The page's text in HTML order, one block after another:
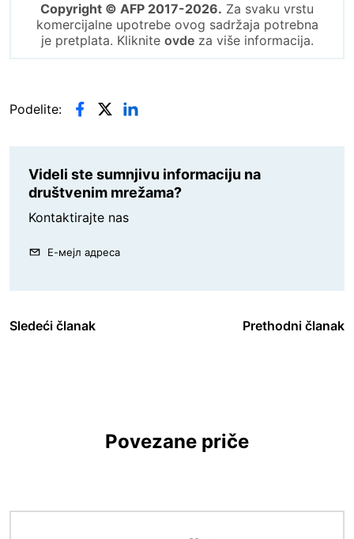
Copyright © AFP 2017-2026. Za svaku vrstu
komercijalne upotrebe ovog sadržaja potrebna
je pretplata. Kliknite ovdeza više informacija.
Podelite:
Videli ste sumnjivu informaciju na
društvenim mrežama?
Kontaktirajte nas
Е-мејл адреса
Sledeći članak Prethodni članak
Povezane priče